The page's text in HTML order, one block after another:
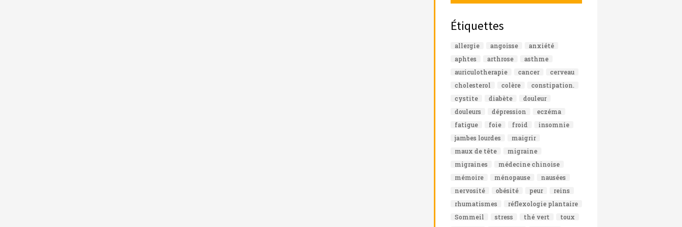
Étiquettes
allergie angoisse
anxiété
aphtes
arthrose
asthme
auriculotherapie
cancer
cerveau
cholesterol
colère
constipation.
cystite
diabète
douleur
douleurs
dépression
eczéma
fatigue
foie froid
insomnie
jambes lourdes
maigrir
maux de tête
migraine
migraines
médecine chinoise
mémoire
ménopause
nausées
nervosité
obésité peur
reins
rhumatismes
réflexologie plantaire
Sommeil
stress thé vert
toux